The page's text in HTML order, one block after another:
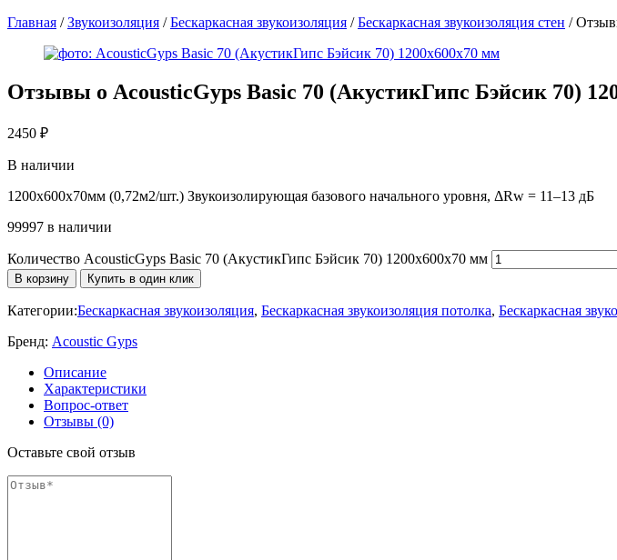
Главная /Звукоизоляция /Бескаркасная звукоизоляция /Бескаркасная звукоизоляция стен /
Отзывы о AcousticGyps Basic 70 (АкустикГипс Бэйсик 70)
2450 ₽
В наличии
1200х600х70мм (0,72м2/шт.) Звукоизолирующая базового начального уровня, ΔRw = 11–13 дБ
99997 в наличии
Количество AcousticGyps Basic 70 (АкустикГипс Бэйсик 70) 1200х600х70 мм
В корзину Купить в один клик
Категории:Бескаркасная звукоизоляция, Бескаркасная звукоизоляция потолка, Бескаркасная
Бренд: Acoustic Gyps
Описание
Характеристики
Вопрос-ответ
Отзывы (0)
Оставьте свой отзыв